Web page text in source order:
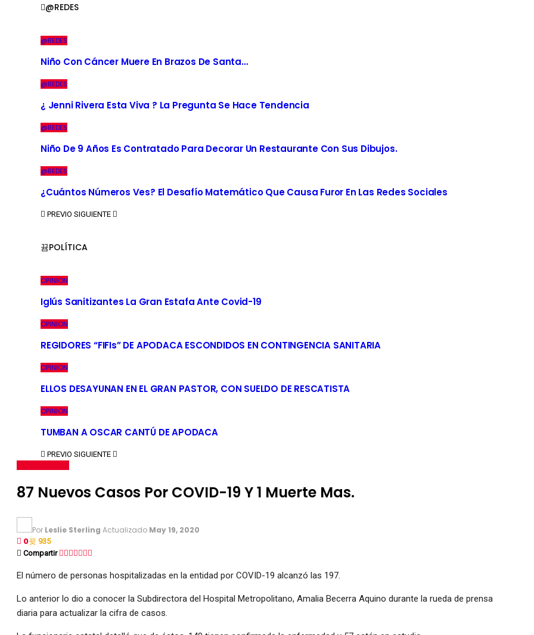
@REDES
@REDES
Niño Con Cáncer Muere En Brazos De Santa…
@REDES
¿ Jenni Rivera Esta Viva ? La Pregunta Se Hace Tendencia
@REDES
Niño De 9 Años Es Contratado Para Decorar Un Restaurante Con Sus Dibujos.
@REDES
¿Cuántos Números Ves? El Desafío Matemático Que Causa Furor En Las Redes Sociales
PREVIO SIGUIENTE
POLÍTICA
OPINION
Iglús Sanitizantes La Gran Estafa Ante Covid-19
OPINION
REGIDORES “FIFIs” DE APODACA ESCONDIDOS EN CONTINGENCIA SANITARIA
OPINION
ELLOS DESAYUNAN EN EL GRAN PASTOR, CON SUELDO DE RESCATISTA
OPINION
TUMBAN A OSCAR CANTÚ DE APODACA
PREVIO SIGUIENTE
87 Nuevos Casos Por COVID-19 Y 1 Muerte Mas.
Por Leslie Sterling Actualizado May 19, 2020
0
935
Compartir
El número de personas hospitalizadas en la entidad por COVID-19 alcanzó las 197.
Lo anterior lo dio a conocer la Subdirectora del Hospital Metropolitano, Amalia Becerra Aquino durante la rueda de prensa
diaria para actualizar la cifra de casos.